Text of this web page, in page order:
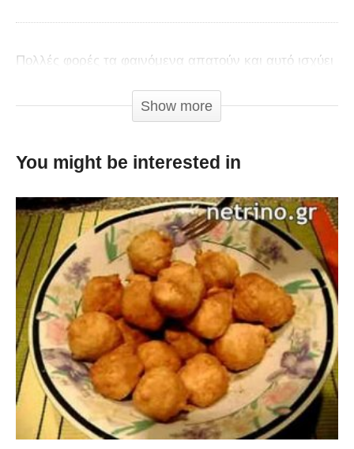
Πολλές φορές τα φαινόμενα απατούν και αυτό ισχύει
Show more
You might be interested in